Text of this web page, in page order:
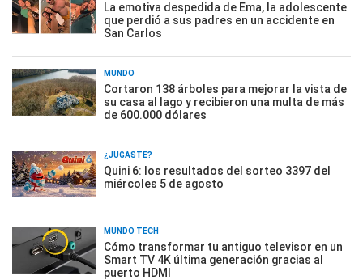
La emotiva despedida de Ema, la adolescente
que perdió a sus padres en un accidente en
San Carlos
MUNDO
Cortaron 138 árboles para mejorar la vista de
su casa al lago y recibieron una multa de más
de 600.000 dólares
¿JUGASTE?
Quini 6: los resultados del sorteo 3397 del
miércoles 5 de agosto
MUNDO TECH
Cómo transformar tu antiguo televisor en un
Smart TV 4K última generación gracias al
puerto HDMI